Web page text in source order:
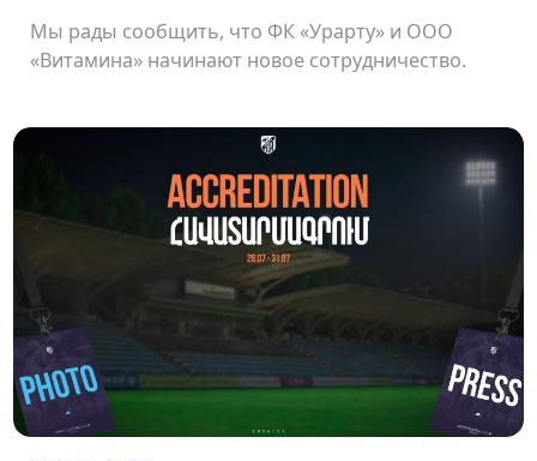
Мы рады сообщить, что ФК «Урарту» и ООО
«Витамина» начинают новое сотрудничество.